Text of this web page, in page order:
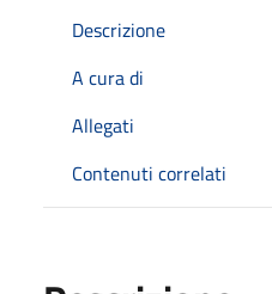
Descrizione
A cura di
Allegati
Contenuti correlati